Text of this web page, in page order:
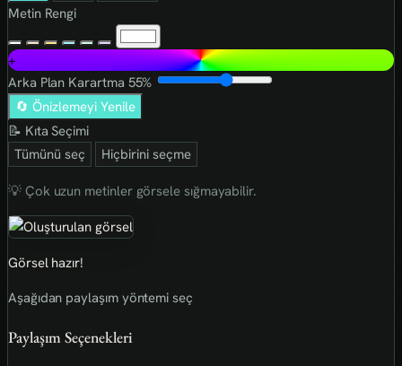
Metin Rengi
+
Arka Plan Karartma 55%
🔄 Önizlemeyi Yenile
📝 Kıta Seçimi
Tümünü seç
Hiçbirini seçme
💡 Çok uzun metinler görsele sığmayabilir.
Görsel hazır!
Aşağıdan paylaşım yöntemi seç
Paylaşım Seçenekleri